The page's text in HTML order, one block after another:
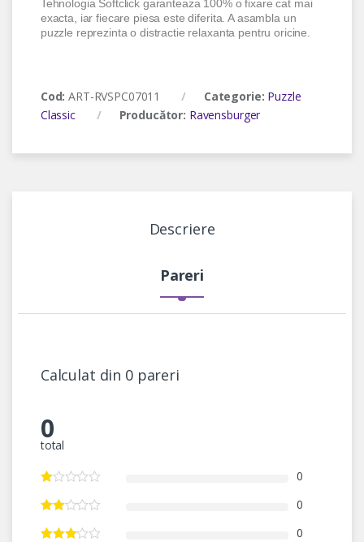
Tehnologia Softclick garanteaza 100% o fixare cat mai
exacta, iar fiecare piesa este diferita. A asambla un
puzzle reprezinta o distractie relaxanta pentru oricine.
Cod:ART-RVSPC07011 Categorie: Puzzle
Classic
Producător: Ravensburger
Descriere
Pareri
Calculat din 0 pareri
0
total
0
0
0